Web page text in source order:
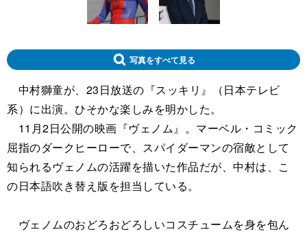
写真をすべて見る
中村獅童が、23日放送の『スッキリ』（日本テレビ
系）に出演。ひそかな楽しみを明かした。
11月2日公開の映画『ヴェノム』。マーベル・コミック
屈指のダークヒーローで、スパイダーマンの宿敵として
知られるヴェノムの活躍を描いた作品だが、中村は、こ
の日本語吹き替え版を担当している。
ヴェノムのおどろおどろしいコスチュームを身を包ん